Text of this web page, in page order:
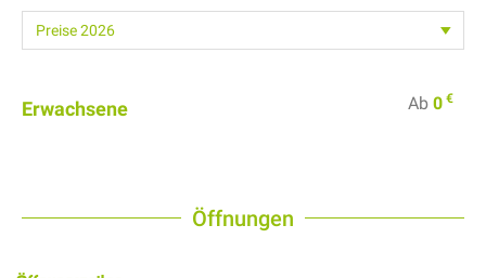
Erwachsene Ab 0 €
Öffnungen